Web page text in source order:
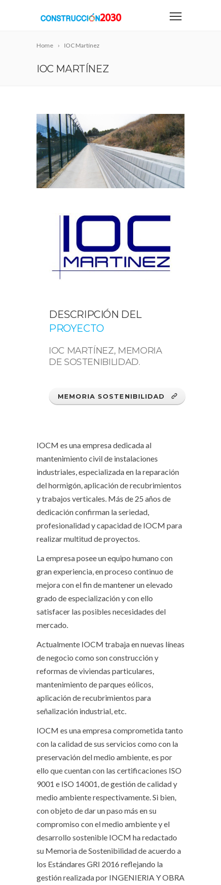
Home IOC Martínez
IOC MARTÍNEZ
DESCRIPCIÓN DEL
PROYECTO
IOC MARTÍNEZ, MEMORIA
DE SOSTENIBILIDAD.
MEMORIA SOSTENIBILIDAD
IOCM es una empresa dedicada al
mantenimiento civil de instalaciones
industriales, especializada en la reparación
del hormigón, aplicación de recubrimientos
y trabajos verticales. Más de 25 años de
dedicación confirman la seriedad,
profesionalidad y capacidad de IOCM para
realizar multitud de proyectos.
La empresa posee un equipo humano con
gran experiencia, en proceso continuo de
mejora con el fin de mantener un elevado
grado de especialización y con ello
satisfacer las posibles necesidades del
mercado.
Actualmente IOCM trabaja en nuevas líneas
de negocio como son construcción y
reformas de viviendas particulares,
mantenimiento de parques eólicos,
aplicación de recubrimientos para
señalización industrial, etc.
IOCM es una empresa comprometida tanto
con la calidad de sus servicios como con la
preservación del medio ambiente, es por
ello que cuentan con las certificaciones ISO
9001 e ISO 14001, de gestión de calidad y
medio ambiente respectivamente. Si bien,
con objeto de dar un paso más en su
compromiso con el medio ambiente y el
desarrollo sostenible IOCM ha redactado
su Memoria de Sostenibilidad de acuerdo a
los Estándares GRI 2016 reflejando la
gestión realizada por INGENIERIA Y OBRA